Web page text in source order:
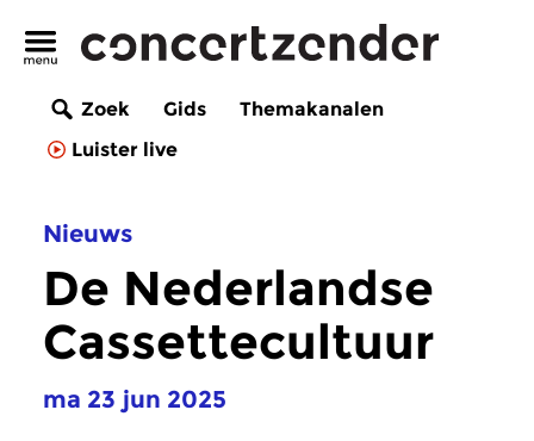
Zoek Gids
Themakanalen
Luister live
Nieuws
De Nederlandse
Cassettecultuur
ma 23 jun 2025